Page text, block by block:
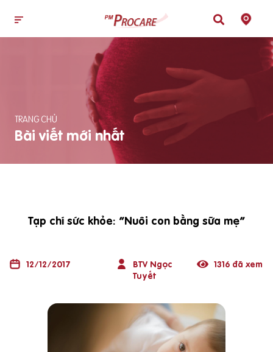
TRANG CHỦ
Bài viết mới nhất
Tạp chí sức khỏe: “Nuôi con bằng sữa mẹ”
12/12/2017
BTV Ngọc
Tuyết
1316 đã xem